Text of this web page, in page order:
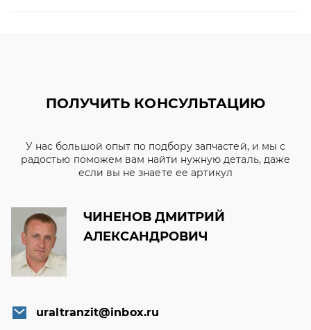
ПОЛУЧИТЬ КОНСУЛЬТАЦИЮ
У нас большой опыт по подбору запчастей, и мы с
радостью поможем вам найти нужную деталь, даже
если вы не знаете ее артикул
ЧИНЕНОВ ДМИТРИЙ
АЛЕКСАНДРОВИЧ
uraltranzit@inbox.ru